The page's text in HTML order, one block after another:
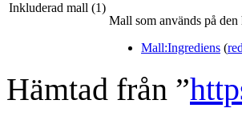
Inkluderad mall (1)
Mall som används på den
Mall:Ingrediens (
Hämtad från ”